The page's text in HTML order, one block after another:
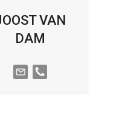
VAN
DAM